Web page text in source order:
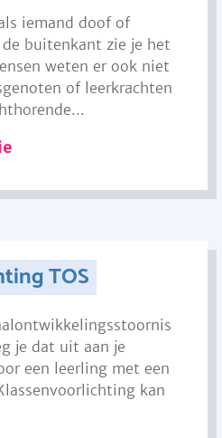
iemand doof of
buitenkant zie je het
weten er ook niet
of leerkrachten
TOS
je dat uit aan je
een leerling met een
kan